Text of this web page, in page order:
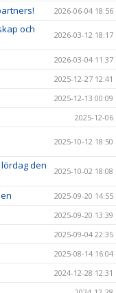
2026-06-04 18:56
och
2026-03-12 18:17
2026-03-04 11:37
2025-12-27 12:41
2025-12-13 00:09
2025-12-06
2025-10-12 18:50
den
2025-10-02 18:08
2025-09-20 14:55
2025-09-20 13:39
2025-09-04 22:35
2025-08-14 16:04
2024-12-28 12:31